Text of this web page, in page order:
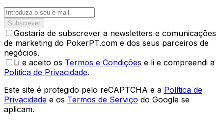
Subscrever
Gostaria de subscrever a newsletters e comunicações
de marketing do PokerPT.com e dos seus parceiros de
negócios.
Li e aceito os Termos e Condições e li e compreendi a
Política de Privacidade.
Este site é protegido pelo reCAPTCHA e a Política de
Privacidade e os Termos de Serviço do Google se
aplicam.